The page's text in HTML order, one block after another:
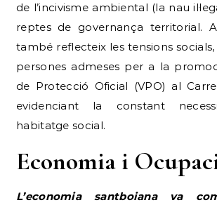
de l’incivisme ambiental (la nau
reptes de governança territorial.
també reflecteix les tensions
persones admeses per a la
de Protecció Oficial (VPO) al
evidenciant la constant
habitatge social.
Economia i
L’economia santboiana va